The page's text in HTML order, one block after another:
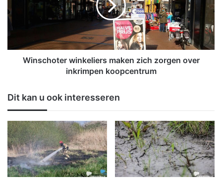
G
n
F
n
i
n
g
e
n
c
h
t
e
k
e
l
i
e
r
s
m
Winschoter winkeliers maken zich zorgen over
inkrimpen koopcentrum
Dit kan u ook interesseren